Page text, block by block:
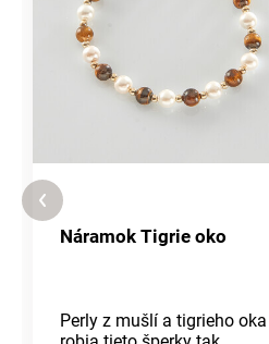
Náramok Tigrie oko
Perly z mušlí a tigrieho oka